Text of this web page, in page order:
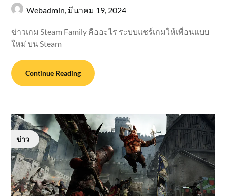
Webadmin, มีนาคม 19, 2024
ข่าวเกม Steam Family คืออะไร ระบบแชร์เกมให้เพื่อนแบบ
ใหม่ บน Steam
Continue Reading
ข่าว